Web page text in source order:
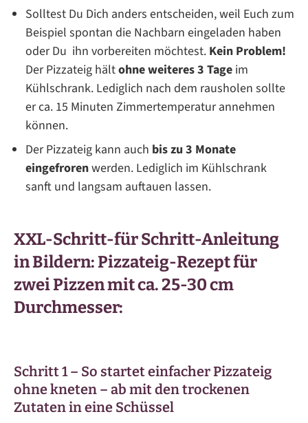
Solltest Du Dich anders entscheiden, weil Euch zum
Beispiel spontan die Nachbarn eingeladen haben
oder Du ihn vorbereiten möchtest. Kein Problem!
Der Pizzateig hältohne weiteres 3 Tage im
Kühlschrank. Lediglich nach dem rausholen sollte
er ca. 15 Minuten Zimmertemperatur annehmen
können.
Der Pizzateig kann auch bis zu 3 Monate
eingefrorenwerden. Lediglich im Kühlschrank
sanft und langsam auftauen lassen.
XXL-Schritt-für Schritt-Anleitung
in Bildern: Pizzateig-Rezept für
zwei Pizzen mit ca. 25-30 cm
Durchmesser:
Schritt 1 – So startet einfacher Pizzateig
ohne kneten – ab mit den trockenen
Zutaten in eine Schüssel